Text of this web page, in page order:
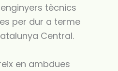
tècnics
per dur a terme
Central.
en ambdues